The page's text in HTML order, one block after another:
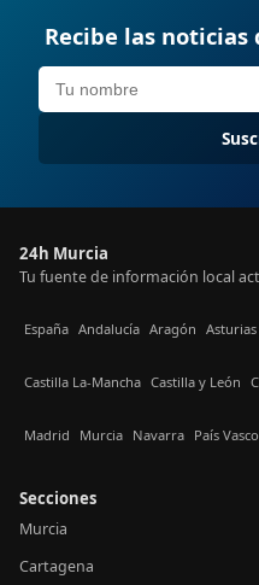
Recibe las
24h Murcia
Tu fuente de información local
España Andalucía Aragón Asturias
Castilla La-Mancha Castilla y León
Madrid Murcia Navarra País Vasco
Secciones
Murcia
Cartagena